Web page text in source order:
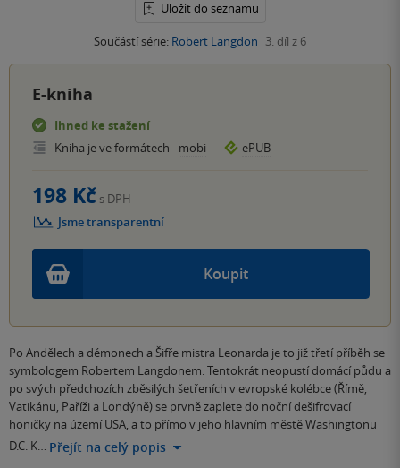
Uložit do seznamu
Součástí série: Robert Langdon 3. díl z 6
E-kniha
Ihned ke stažení
Kniha je ve formátech
mobi ePUB
Koupit
198 Kč s DPH
Jsme transparentní
Po Andělech a démonech a Šifře mistra Leonarda je to již třetí příběh se
symbologem Robertem Langdonem. Tentokrát neopustí domácí půdu a
po svých předchozích zběsilých šetřeních v evropské kolébce (Římě,
Vatikánu, Paříži a Londýně) se prvně zaplete do noční dešifrovací
honičky na území USA, a to přímo v jeho hlavním městě Washingtonu
D.C. K… Přejít na celý popis